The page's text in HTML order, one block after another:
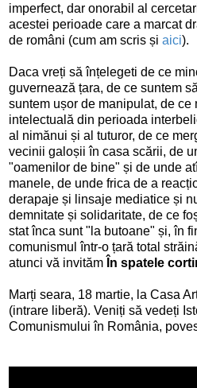
imperfect, dar onorabil al
acestei perioade care a marcat
de români (cum am scris și aici).
Daca vreți să înțelegeti de ce
guvernează țara, de ce suntem
suntem ușor de manipulat, de ce
intelectuală din perioada
al nimănui și al tuturor, de ce
vecinii galoșii în casa scării, de
"oamenilor de bine" și de unde
manele, de unde frica de a
derapaje și linsaje mediatice și
demnitate și solidaritate, de ce
stat înca sunt "la butoane" și, în
comunismul într-o țară total
atunci vă invităm În spatele
Marți seara, 18 martie, la Casa
(intrare liberă). Veniți să vedeți
Comunismului în România,